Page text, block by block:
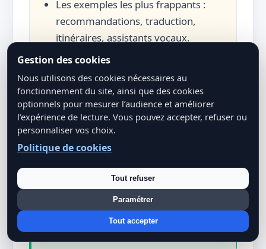
Les exemples les plus frappants :
recommandations, traduction,
itinéraires, assistants vocaux.
L’avenir : agents autonomes,
médecine prédictive, assistants
personnels.
Demain, essayez de repérer chaque fois
que vous interagissez avec une IA. Vous
serez surpris. Et partagez vos
découvertes en commentaire !
Gestion des cookies
Nous utilisons des cookies nécessaires au
fonctionnement du site, ainsi que des cookies
optionnels pour mesurer l’audience et améliorer
l’expérience de lecture. Vous pouvez accepter, refuser ou
personnaliser vos choix.
Politique de cookies
Tout refuser
Paramétrer
Tout accepter